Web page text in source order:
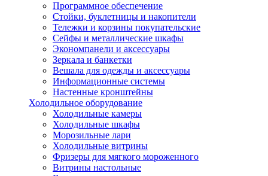
Программное обеспечение
Стойки, буклетницы и накопители
Тележки и корзины покупательские
Сейфы и металлические шкафы
Экономпанели и аксессуары
Зеркала и банкетки
Вешала для одежды и аксессуары
Информационные системы
Настенные кронштейны
Холодильное оборудование
Холодильные камеры
Холодильные шкафы
Морозильные лари
Холодильные витрины
Фризеры для мягкого мороженного
Витрины настольные